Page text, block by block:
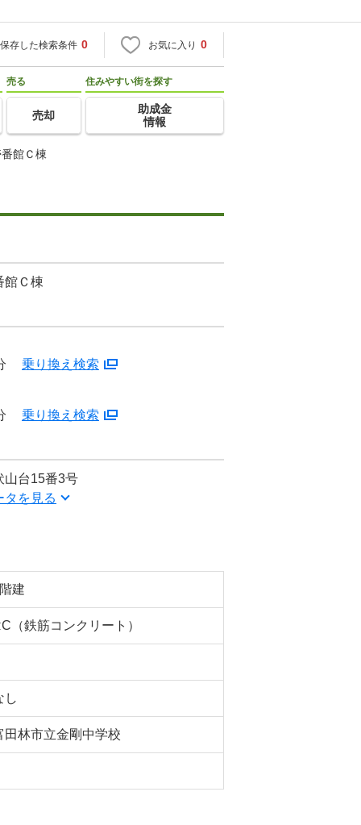
保存した検索条件 0 お気に入り 0
売る
売却
住みやすい街を探す
助成金
情報
館Ｃ棟
館Ｃ棟
乗り換え検索
乗り換え検索
山台15番3号
タを見る
建
（鉄筋コンクリート）
し
田林市立金剛中学校